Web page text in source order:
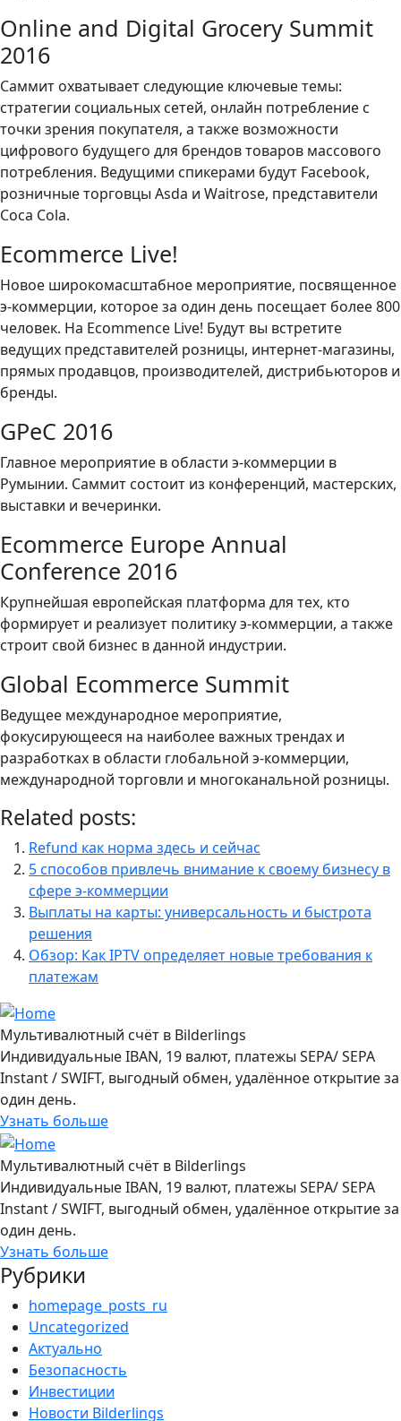
Online and Digital Grocery Summit
2016
Саммит охватывает следующие ключевые темы:
стратегии социальных сетей, онлайн потребление с
точки зрения покупателя, а также возможности
цифрового будущего для брендов товаров массового
потребления. Ведущими спикерами будут Facebook,
розничные торговцы Asda и Waitrose, представители
Coca Cola.
Ecommerce Live!
Новое широкомасштабное мероприятие, посвященное
э-коммерции, которое за один день посещает более 800
человек. На Ecommence Live! Будут вы встретите
ведущих представителей розницы, интернет-магазины,
прямых продавцов, производителей, дистрибьюторов и
бренды.
GPeC 2016
Главное мероприятие в области э-коммерции в
Румынии. Саммит состоит из конференций, мастерских,
выставки и вечеринки.
Ecommerce Europe Annual
Conference 2016
Крупнейшая европейская платформа для тех, кто
формирует и реализует политику э-коммерции, а также
строит свой бизнес в данной индустрии.
Global Ecommerce Summit
Ведущее международное мероприятие,
фокусирующееся на наиболее важных трендах и
разработках в области глобальной э-коммерции,
международной торговли и многоканальной розницы.
Related posts:
Refund как норма здесь и сейчас
5 способов привлечь внимание к своему бизнесу в
сфере э-коммерции
Выплаты на карты: универсальность и быстрота
решения
Обзор: Как IPTV определяет новые требования к
платежам
Мультивалютный счёт в Bilderlings
Индивидуальные IBAN, 19 валют, платежы SEPA/ SEPA
Instant / SWIFT, выгодный обмен, удалённое открытие за
один день.
Узнать больше
Мультивалютный счёт в Bilderlings
Индивидуальные IBAN, 19 валют, платежы SEPA/ SEPA
Instant / SWIFT, выгодный обмен, удалённое открытие за
один день.
Узнать больше
Рубрики
homepage_posts_ru
Uncategorized
Актуально
Безопасность
Инвестиции
Новости Bilderlings